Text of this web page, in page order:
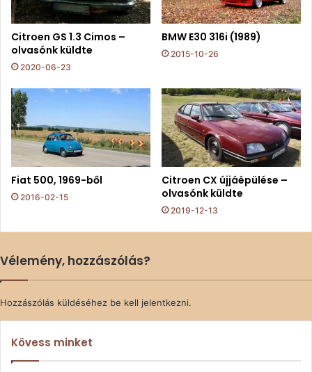
Citroen GS 1.3 Cimos –
olvasónk küldte
2020-06-23
BMW E30 316i (1989)
2015-10-26
Fiat 500, 1969-ből
2016-02-15
Citroen CX újjáépülése –
olvasónk küldte
2019-12-13
Vélemény, hozzászólás?
Hozzászólás küldéséhez be kell jelentkezni.
Kövess minket